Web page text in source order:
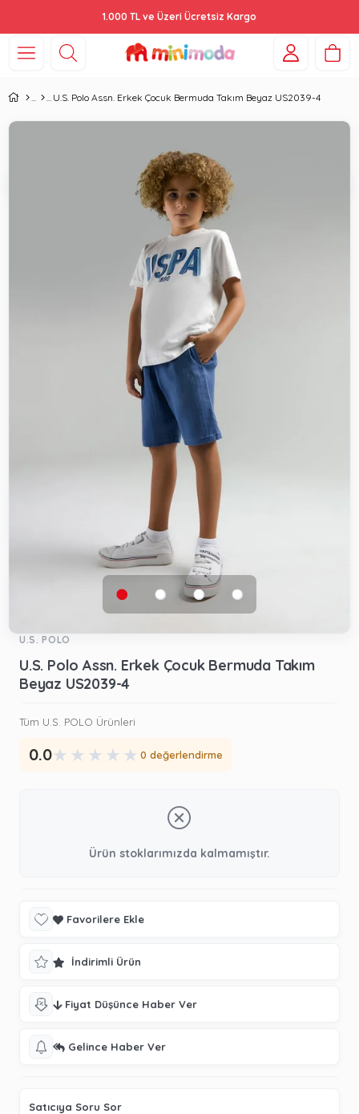
1.000 TL ve Üzeri Ücretsiz Kargo
U.S. Polo Assn. Erkek Çocuk Bermuda Takım Beyaz US2039-4
U.S. POLO
U.S. Polo Assn. Erkek Çocuk Bermuda Takım
Beyaz US2039-4
Tüm U.S. POLO Ürünleri
0.0★ ★ ★ ★ ★ 0 değerlendirme
Ürün stoklarımızda kalmamıştır.
Favorilere Ekle
İndirimli Ürün
Fiyat Düşünce Haber Ver
Gelince Haber Ver
Satıcıya Soru Sor